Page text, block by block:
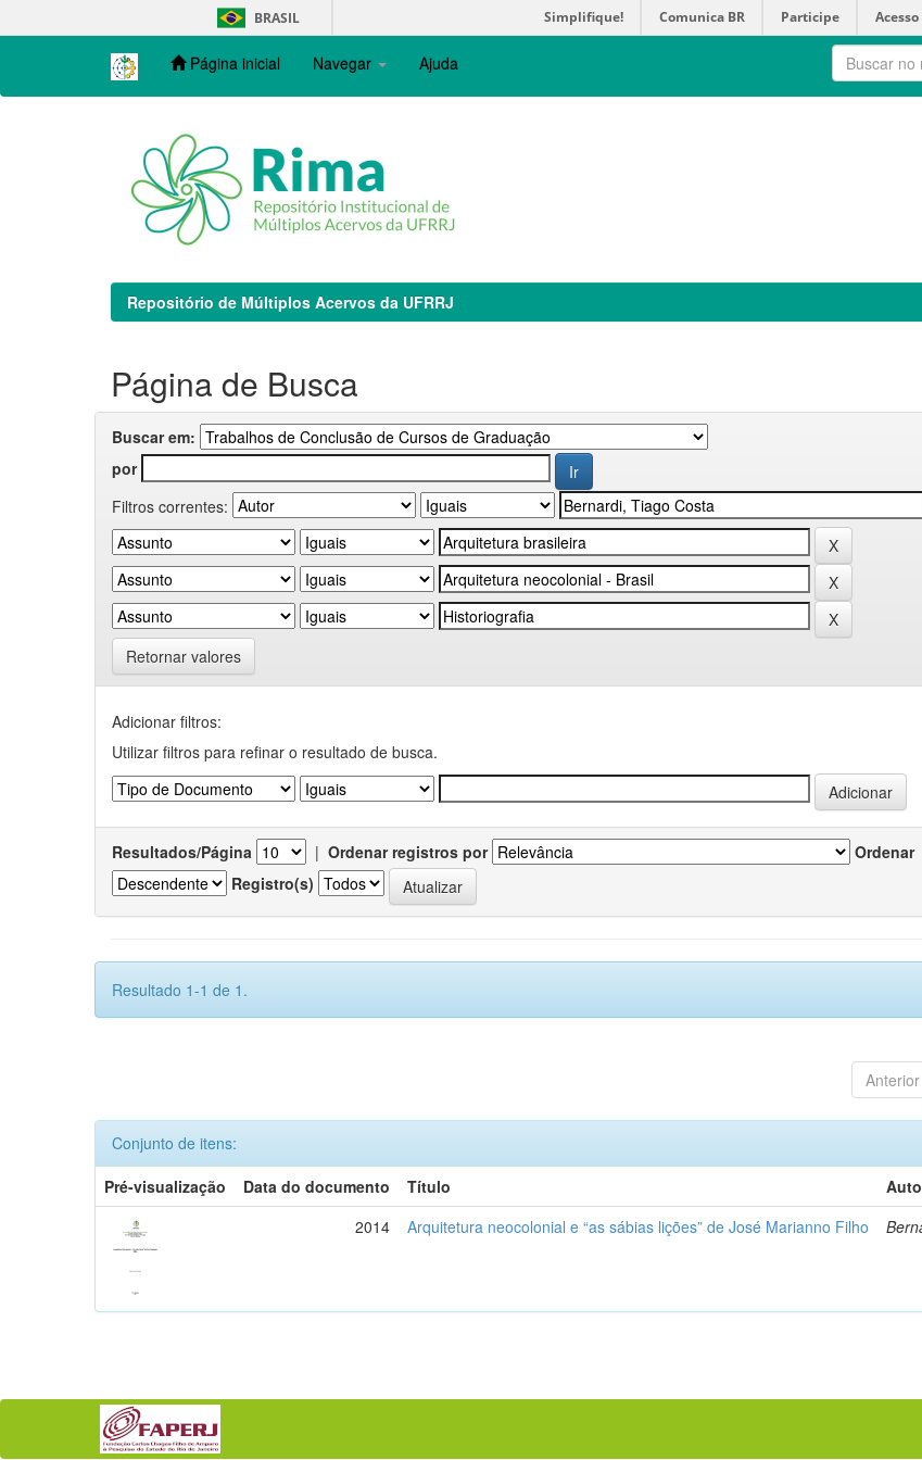
navigation
BRASIL Simplifique! Comunica BR Participe
Página inicial Navegar Ajuda
Repositório de Múltiplos Acervos da UFRRJ
Página de Busca
Buscar em:
por
Filtros correntes:
Retornar valores
Adicionar filtros:
Utilizar filtros para refinar o resultado de busca.
Resultados/Página | Ordenar registros por
Ordenar
Registro(s)
Resultado 1-1 de 1.
Anterior
Conjunto de itens:
Pré-visualização
Data do documento Título
2014
Arquitetura neocolonial e “as sábias lições” de José Marianno Filho